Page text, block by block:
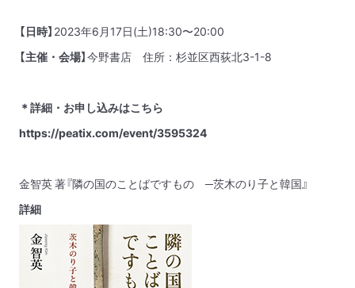
【日時】 2023年6月17日(土)18:30〜20:00
【主催・会場】今野書店 住所：杉並区西荻北3-1-8
＊詳細・お申し込みはこちら
https://peatix.com/event/3595324
金智英 著『隣の国のことばですもの ─茨木のり子と韓国』
詳細